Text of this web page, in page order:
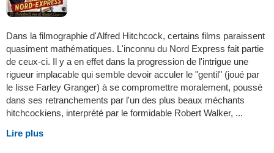
Dans la filmographie d'Alfred Hitchcock, certains films paraissent
quasiment mathématiques. L'inconnu du Nord Express fait partie
de ceux-ci. Il y a en effet dans la progression de l'intrigue une
rigueur implacable qui semble devoir acculer le "gentil" (joué par
le lisse Farley Granger) à se compromettre moralement, poussé
dans ses retranchements par l'un des plus beaux méchants
hitchcockiens, interprété par le formidable Robert Walker, ...
Lire plus